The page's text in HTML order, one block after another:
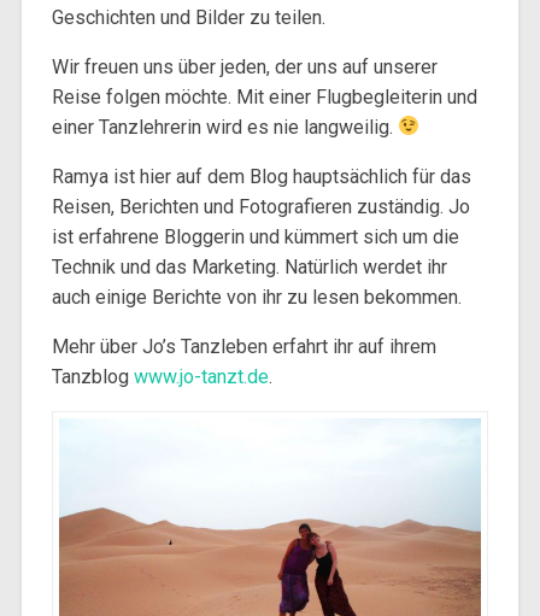
Geschichten und Bilder zu teilen.
Wir freuen uns über jeden, der uns auf unserer
Reise folgen möchte. Mit einer Flugbegleiterin und
einer Tanzlehrerin wird es nie langweilig.
Ramya ist hier auf dem Blog hauptsächlich für das
Reisen, Berichten und Fotografieren zuständig. Jo
ist erfahrene Bloggerin und kümmert sich um die
Technik und das Marketing. Natürlich werdet ihr
auch einige Berichte von ihr zu lesen bekommen.
Mehr über Jo’s Tanzleben erfahrt ihr auf ihrem
Tanzblog www.jo-tanzt.de.